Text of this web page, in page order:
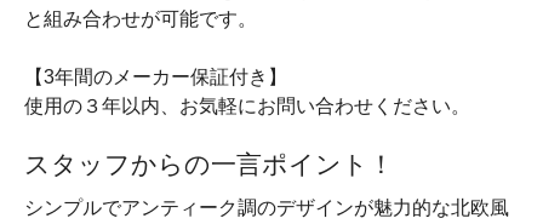
と組み合わせが可能です。
【3年間のメーカー保証付き】
使用の３年以内、お気軽にお問い合わせください。
スタッフからの一言ポイント！
シンプルでアンティーク調のデザインが魅力的な北欧風